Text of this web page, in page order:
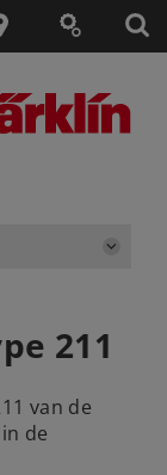
211
van de
de